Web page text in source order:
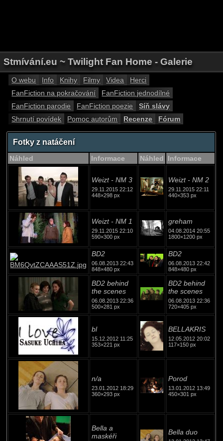
Stmívání.eu ~ Twilight Fan Home - Galerie
O webu Info Knihy Filmy Videa
Herci
FanFiction na pokračování
FanFiction jednodílné
FanFiction parodie
FanFiction poezie
Síň slávy
Shrnutí povídek
Pomoc autorům Recenze Fórum
Fotky z natáčení
Náhled Informace Náhled Informace
Weizt - NM 3
29.11.2015 22:12
448×298 px
Weizt - NM 2
29.11.2015 22:11
440×353 px
Weizt - NM 1
29.11.2015 22:10
590×300 px
greham
04.08.2014 20:55
1800×1200 px
BD2
06.08.2013 22:43
848×480 px
BD2
06.08.2013 22:42
848×480 px
BD2 behind
the scenes
06.08.2013 22:36
500×281 px
BD2 behind
the scenes
06.08.2013 22:36
720×405 px
bl
15.12.2012 11:25
353×221 px
BELLAKRIS
12.05.2012 20:02
117×150 px
n/a
23.01.2012 18:29
360×293 px
Porod
13.01.2012 13:49
450×301 px
Bella a
maskéři
Bella duo